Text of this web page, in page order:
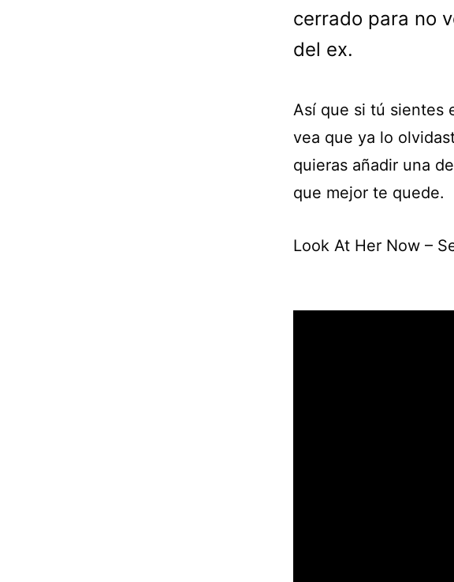
cerrado para no
del ex.
Así que si tú sientes
vea que ya lo
quieras añadir una
que mejor te quede.
Look At Her Now –